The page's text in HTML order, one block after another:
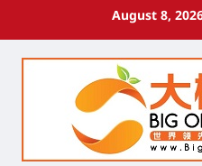
August 8,